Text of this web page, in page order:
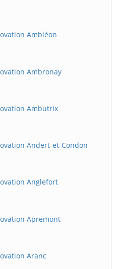
Ambléon
Ambronay
Ambutrix
Andert-et-Condon
Anglefort
Apremont
Aranc